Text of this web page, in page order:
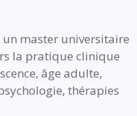
master universitaire
la pratique clinique
âge adulte,
thérapies